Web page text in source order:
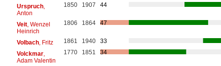
Urspruch,
Anton
1850 1907 44
Veit, Wenzel
Heinrich
1806 1864 47
Volbach, Fritz 1861 1940
33
Volckmar,
Adam Valentin
1770 1851 34